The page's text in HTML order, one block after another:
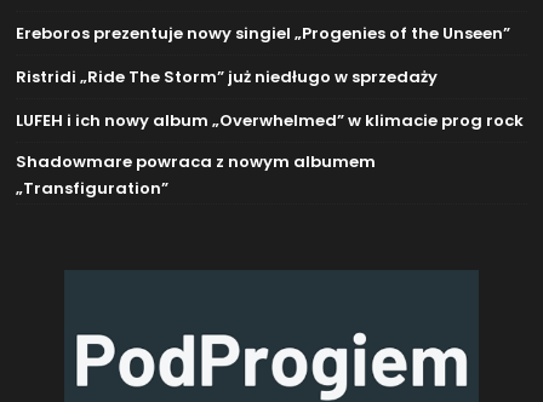
Ereboros prezentuje nowy singiel „Progenies of the Unseen”
Ristridi „Ride The Storm” już niedługo w sprzedaży
LUFEH i ich nowy album „Overwhelmed” w klimacie prog rock
Shadowmare powraca z nowym albumem
„Transfiguration”